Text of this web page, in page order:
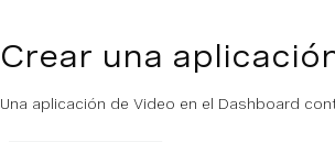
Crear una
Una aplicación de Video en el Dashboard